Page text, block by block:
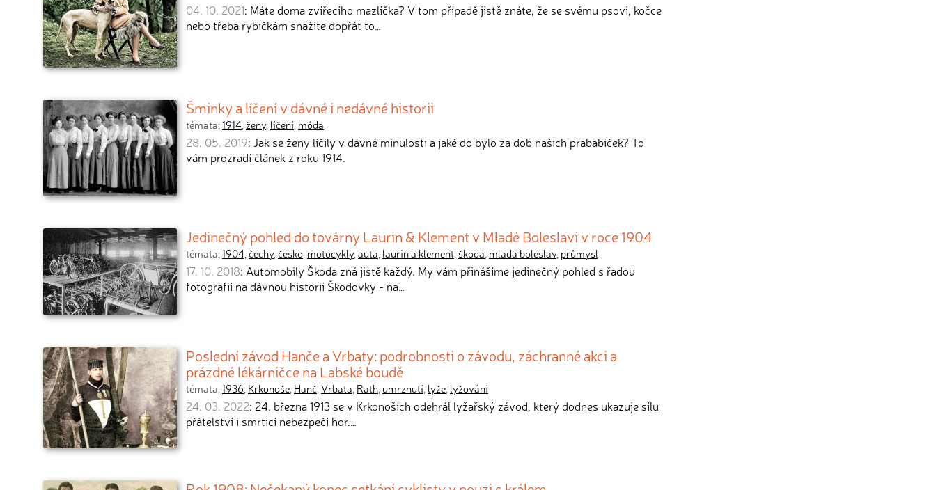
04. 10. 2021: Máte doma zvířecího mazlíčka? V tom případě jistě znáte, že se svému psovi, kočce
nebo třeba rybičkám snažíte dopřát to…
Šminky a líčení v dávné i nedávné historii
témata:1914, ženy, líčení, móda
28. 05. 2019: Jak se ženy líčily v dávné minulosti a jaké do bylo za dob našich prababiček? To
vám prozradí článek z roku 1914.
Jedinečný pohled do továrny Laurin & Klement v Mladé Boleslavi v roce 1904
témata:1904,čechy,česko, motocykly,auta, laurin a klement, škoda, mladá boleslav, průmysl
17. 10. 2018: Automobily Škoda zná jistě každý. My vám přinášíme jedinečný pohled s řadou
fotografií na dávnou historii Škodovky - na…
Poslední závod Hanče a Vrbaty: podrobnosti o závodu, záchranné akci a
prázdné lékárničce na Labské boudě
témata:1936, Krkonoše, Hanč,Vrbata, Rath, umrznutí, lyže, lyžování
24. 03. 2022: 24. března 1913 se v Krkonoších odehrál lyžařský závod, který dodnes ukazuje sílu
přátelství i smrtící nebezpečí hor.…